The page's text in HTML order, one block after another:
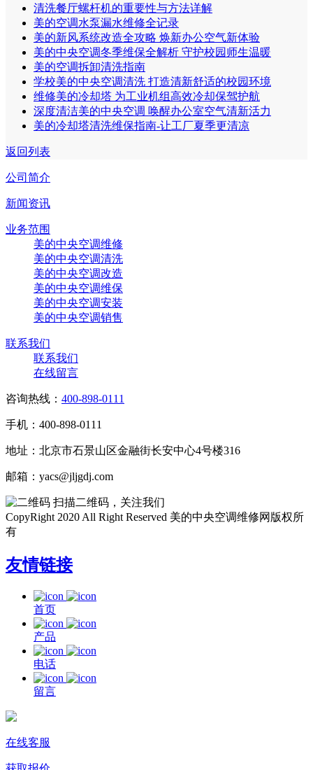
清洗餐厅螺杆机的重要性与方法详解
美的空调水泵漏水维修全记录
美的新风系统改造全攻略 焕新办公空气新体验
美的中央空调冬季维保全解析 守护校园师生温暖
美的空调拆卸清洗指南
学校美的中央空调清洗 打造清新舒适的校园环境
维修美的冷却塔 为工业机组高效冷却保驾护航
深度清洁美的中央空调 唤醒办公室空气清新活力
美的冷却塔清洗维保指南-让工厂夏季更清凉
返回列表
公司简介
新闻资讯
业务范围
美的中央空调维修
美的中央空调清洗
美的中央空调改造
美的中央空调维保
美的中央空调安装
美的中央空调销售
联系我们
联系我们
在线留言
咨询热线： 400-898-0111
手机：400-898-0111
地址：北京市石景山区金融街长安中心4号楼316
邮箱：yacs@jljgdj.com
扫描二维码，关注我们
CopyRight 2020 All Right Reserved 美的中央空调维修网版权所
有
友情链接
首页
产品
电话
留言
在线客服